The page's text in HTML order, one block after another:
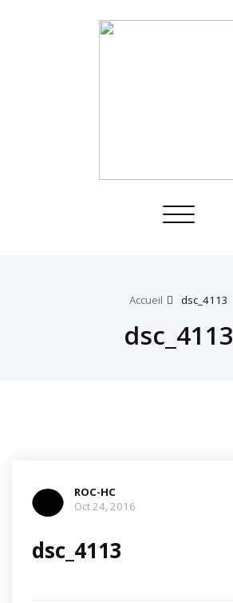
Toggle
Accueil dsc_4113
dsc_4113
ROC-HC
Oct 24, 2016
dsc_4113